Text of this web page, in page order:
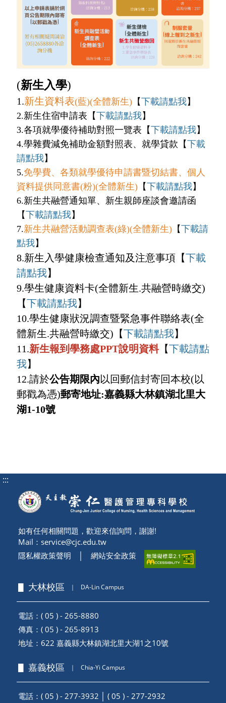
(新生入學)
1.新生資料表(藍)(全體新生) 【下載請點我】
2.新生住宿申請表【下載請點我】
3.各項就學優待補助對照一覽表【下載請點我】
4.學雜費減免補助金額對照表、就學貸款【下載
請點我】
5.免學費、各類就學優待申請書暨切結書、個人
資料提供同意書(粉)(全體新生) 【下載請點我】
6.新生共融營通知單、新生親師座談會邀請函
【下載請點我】
7.新生共融營活動調查表(綠)(全體新生) 【下載請
點我】
8.新生入學健康檢查通知及注意事項【下載
請點我】
9.學生健康資料卡(全體新生.共融營時繳交)
【下載請點我】
10.學生健康狀況調查暨緊急事件聯絡表(全
體新生.共融營時繳交)【下載請點我】
11.新生報到學務處PPT說明資料【下載請點
我】
12.請於公告期限內以回郵信封寄回本校(以
郵戳為憑)郵寄地址:嘉義縣大林鎮湖北里大
湖1-10號
:::
如有任何相關問題，歡迎來信詢問，謝謝!
Mail： service@cjc.edu.tw
隱私權政策聲明
網站安全政策
▋ 大林校區 ｜ DA-Lin Campus
電話：( 05 ) - 265-8880
傳真：( 05 ) - 265-8913
地址： 622 嘉義縣大林鎮湖北里大湖1之10號
▋ 嘉義校區 ｜ Chia-Yi Campus
電話：( 05 ) - 277-3932 │ ( 05 ) - 277-2932